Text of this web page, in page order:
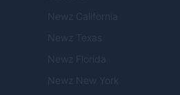
Newz California
Newz Texas
Newz Florida
Newz New York